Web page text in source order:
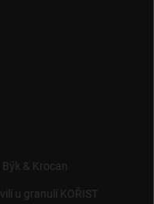
& Krocan
u granulí KOŘIST